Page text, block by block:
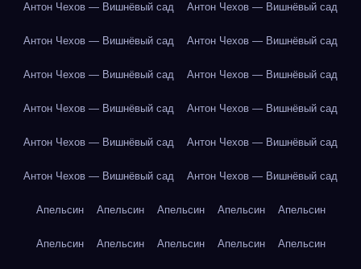
Антон Чехов — Вишнёвый сад Антон Чехов — Вишнёвый сад
Антон Чехов — Вишнёвый сад Антон Чехов — Вишнёвый сад
Антон Чехов — Вишнёвый сад Антон Чехов — Вишнёвый сад
Антон Чехов — Вишнёвый сад Антон Чехов — Вишнёвый сад
Антон Чехов — Вишнёвый сад Антон Чехов — Вишнёвый сад
Антон Чехов — Вишнёвый сад Антон Чехов — Вишнёвый сад
Апельсин Апельсин Апельсин Апельсин Апельсин
Апельсин Апельсин Апельсин Апельсин Апельсин